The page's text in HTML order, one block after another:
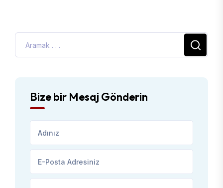
Bize bir Mesaj Gönderin